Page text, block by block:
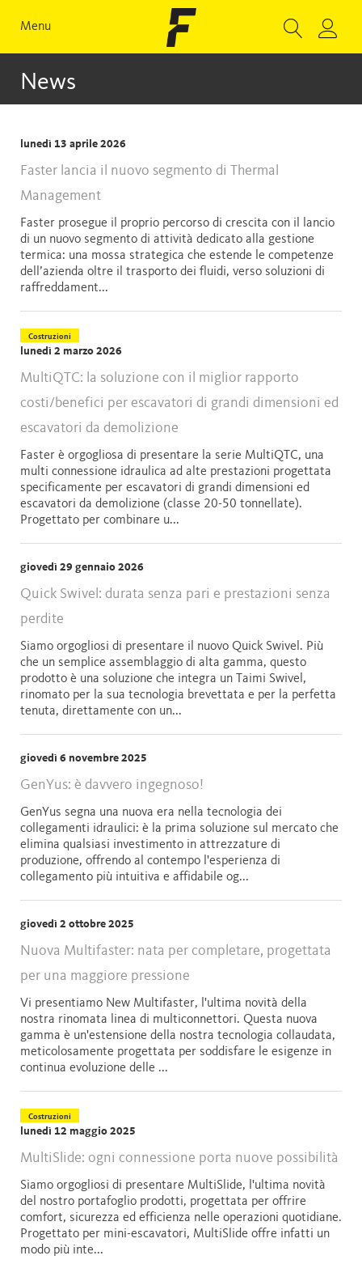
Menu
News
lunedì 13 aprile 2026
Faster lancia il nuovo segmento di Thermal
Management
Faster prosegue il proprio percorso di crescita con il lancio
di un nuovo segmento di attività dedicato alla gestione
termica: una mossa strategica che estende le competenze
dell’azienda oltre il trasporto dei fluidi, verso soluzioni di
raffreddament...
Costruzioni
lunedì 2 marzo 2026
MultiQTC: la soluzione con il miglior rapporto
costi/benefici per escavatori di grandi dimensioni ed
escavatori da demolizione
Faster è orgogliosa di presentare la serie MultiQTC, una
multi connessione idraulica ad alte prestazioni progettata
specificamente per escavatori di grandi dimensioni ed
escavatori da demolizione (classe 20-50 tonnellate).
Progettato per combinare u...
giovedì 29 gennaio 2026
Quick Swivel: durata senza pari e prestazioni senza
perdite
Siamo orgogliosi di presentare il nuovo Quick Swivel. Più
che un semplice assemblaggio di alta gamma, questo
prodotto è una soluzione che integra un Taimi Swivel,
rinomato per la sua tecnologia brevettata e per la perfetta
tenuta, direttamente con un...
giovedì 6 novembre 2025
GenYus: è davvero ingegnoso!
GenYus segna una nuova era nella tecnologia dei
collegamenti idraulici: è la prima soluzione sul mercato che
elimina qualsiasi investimento in attrezzature di
produzione, offrendo al contempo l'esperienza di
collegamento più intuitiva e affidabile og...
giovedì 2 ottobre 2025
Nuova Multifaster: nata per completare, progettata
per una maggiore pressione
Vi presentiamo New Multifaster, l'ultima novità della
nostra rinomata linea di multiconnettori. Questa nuova
gamma è un'estensione della nostra tecnologia collaudata,
meticolosamente progettata per soddisfare le esigenze in
continua evoluzione delle ...
Costruzioni
lunedì 12 maggio 2025
MultiSlide: ogni connessione porta nuove possibilità
Siamo orgogliosi di presentare MultiSlide, l'ultima novità
del nostro portafoglio prodotti, progettata per offrire
comfort, sicurezza ed efficienza nelle operazioni quotidiane.
Progettato per mini-escavatori, MultiSlide offre infatti un
modo più inte...